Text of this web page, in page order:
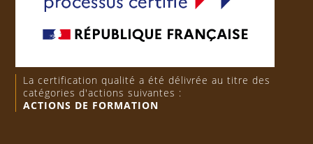
La certification qualité a été délivrée au titre des
catégories d'actions suivantes :
ACTIONS DE FORMATION